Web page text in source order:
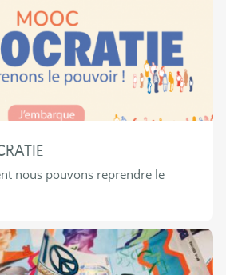
nous pouvons reprendre le